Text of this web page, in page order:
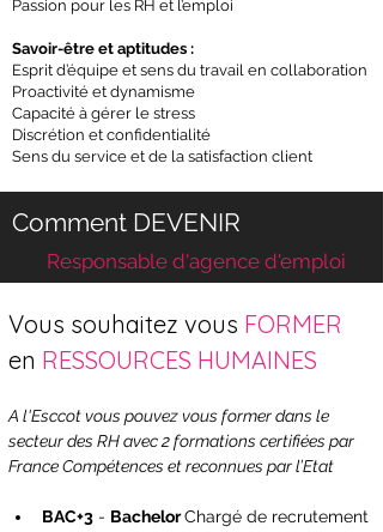
Passion pour les RH et l’emploi
Savoir-être et aptitudes :
Esprit d’équipe et sens du travail en collaboration
Proactivité et dynamisme
Capacité à gérer le stress
Discrétion et confidentialité
Sens du service et de la satisfaction client
Comment DEVENIR
Responsable d'agence d'emploi
Vous souhaitez vous FORMER
en RESSOURCES HUMAINES
A l'Esccot vous pouvez vous former dans le
secteur des RH avec 2 formations certifiées par
France Compétences et reconnues par l’Etat
BAC+3 - Bachelor Chargé de recrutement